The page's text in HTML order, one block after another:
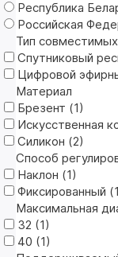
Республика
Российская
Тип
Спутниковый
Цифровой
Материал
Брезент (1)
Искусственная
Силикон (2)
Способ
Наклон (1)
Фиксированный (1
Максимальная
32 (1)
40 (1)